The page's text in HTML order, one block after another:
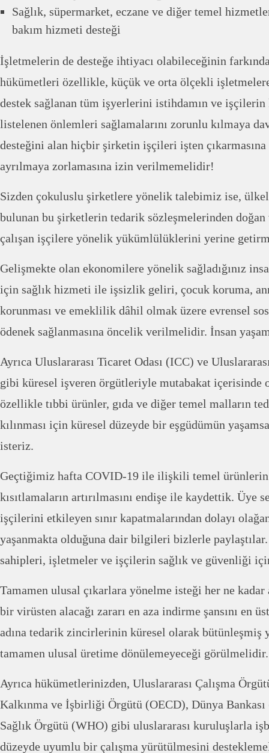
Sağlık, süpermarket, eczane ve diğer temel
bakım hizmeti desteği
İşletmelerin de desteğe ihtiyacı olabileceğinin
hükümetleri özellikle, küçük ve orta ölçekli
destek sağlanan tüm işyerlerini istihdamın ve işçilerin
listelenen önlemleri sağlamalarını zorunlu kılmaya
desteğini alan hiçbir şirketin işçileri işten
ayrılmaya zorlamasına izin verilmemelidir!
Sizden çokuluslu şirketlere yönelik talebimiz ise,
bulunan bu şirketlerin tedarik sözleşmelerinden
çalışan işçilere yönelik yükümlülüklerini yerine
Gelişmekte olan ekonomilere yönelik sağladığınız
için sağlık hizmeti ile işsizlik geliri, çocuk koruma,
korunması ve emeklilik dâhil olmak üzere evrensel
ödenek sağlanmasına öncelik verilmelidir. İnsan
Ayrıca Uluslararası Ticaret Odası (ICC) ve
gibi küresel işveren örgütleriyle mutabakat içerisinde
özellikle tıbbi ürünler, gıda ve diğer temel malların
kılınması için küresel düzeyde bir eşgüdümün
isteriz.
Geçtiğimiz hafta COVID-19 ile ilişkili temel ürünlerin
kısıtlamaların artırılmasını endişe ile kaydettik. Üye
işçilerini etkileyen sınır kapatmalarından dolayı
yaşanmakta olduğuna dair bilgileri bizlerle
sahipleri, işletmeler ve işçilerin sağlık ve güvenliği
Tamamen ulusal çıkarlara yönelme isteği her ne kadar
bir virüsten alacağı zararı en aza indirme şansını en
adına tedarik zincirlerinin küresel olarak bütünleşmiş
tamamen ulusal üretime dönülemeyeceği görülmelidir.
Ayrıca hükümetlerinizden, Uluslararası Çalışma
Kalkınma ve İşbirliği Örgütü (OECD), Dünya
Sağlık Örgütü (WHO) gibi uluslararası kuruluşlarla
düzeyde uyumlu bir çalışma yürütülmesini